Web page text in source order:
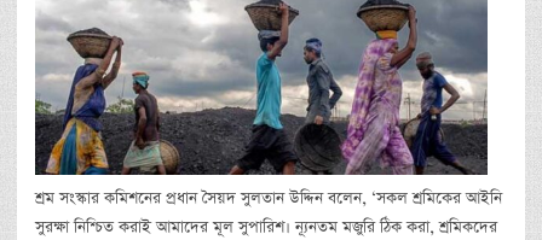
শ্রম সংস্কার কমিশনের প্রধান সৈয়দ সুলতান উদ্দিন বলেন, ‘সকল শ্রমিকের আইনি
সুরক্ষা নিশ্চিত করাই আমাদের মূল সুপারিশ। ন্যূনতম মজুরি ঠিক করা, শ্রমিকদের